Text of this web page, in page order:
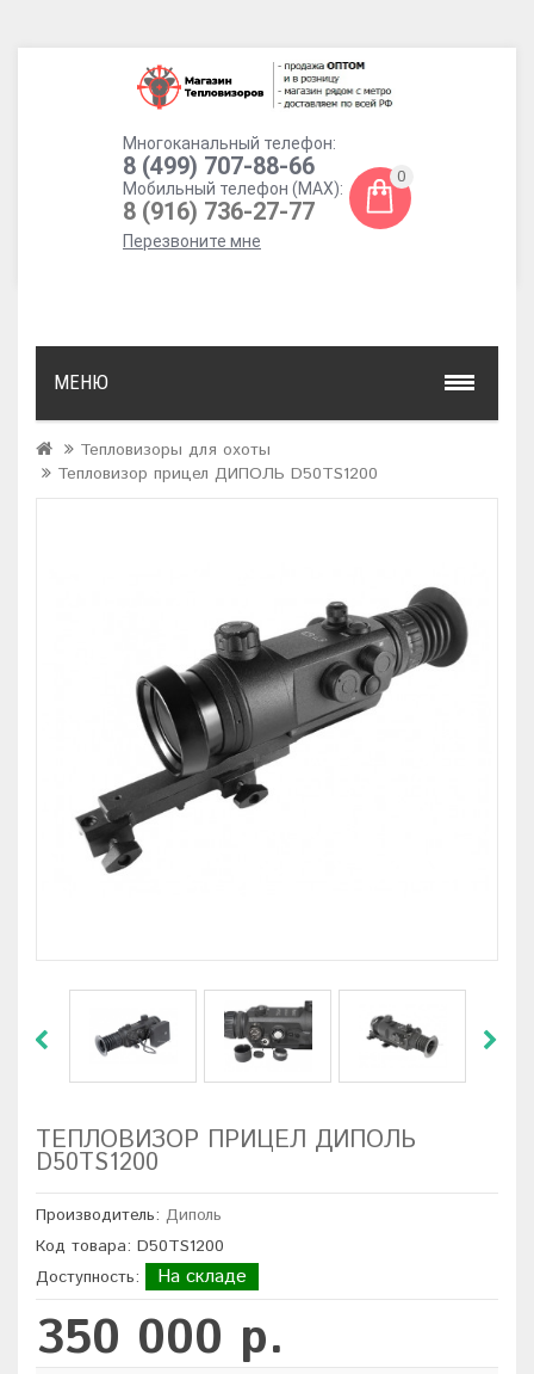
Многоканальный телефон:
8 (499) 707-88-66
Мобильный телефон (MAX):
8 (916) 736-27-77
Перезвоните мне
0
МЕНЮ
Тепловизоры для охоты
Тепловизор прицел ДИПОЛЬ D50TS1200
ТЕПЛОВИЗОР ПРИЦЕЛ ДИПОЛЬ
D50TS1200
Производитель: Диполь
Код товара: D50TS1200
Доступность:
На складе
350 000 р.